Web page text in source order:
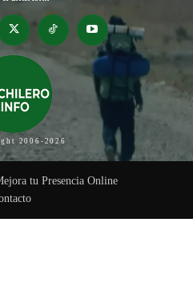
2006-2026
tu Presencia Online